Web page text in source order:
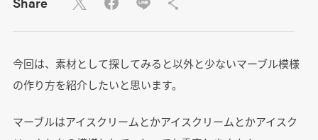
今回は、素材として探してみると以外と少ないマーブル模様
の作り方を紹介したいと思います。
マーブルはアイスクリームとかアイスクリームとかアイスク